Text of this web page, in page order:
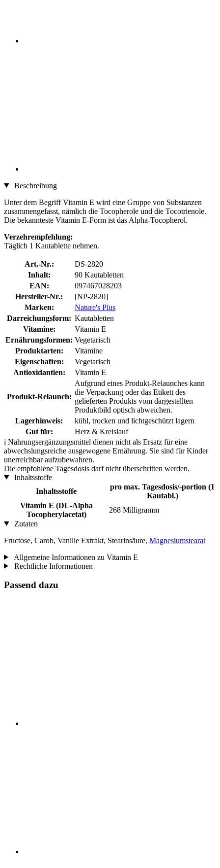
Beschreibung
Unter dem Begriff Vitamin E wird eine Gruppe von Substanzen
zusammengefasst, nämlich die Tocopherole und die Tocotrienole.
Die bekannteste Vitamin E-Form ist das Alpha-Tocopherol.
Verzehrempfehlung:
Täglich 1 Kautablette nehmen.
Art.-Nr.:
DS-2820
Inhalt:
90 Kautabletten
EAN:
097467028203
Hersteller-Nr.:
[NP-2820]
Marken:
Nature's Plus
Darreichungsform: Kautabletten
Vitamine:
Vitamin E
Ernährungsformen: Vegetarisch
Produktarten:
Vitamine
Eigenschaften:
Vegetarisch
Antioxidantien:
Vitamin E
Produkt-Relaunch:
Aufgrund eines Produkt-Relaunches kann
die Verpackung oder das Etikett des
gelieferten Produkts vom dargestellten
Produktbild optisch abweichen.
Lagerhinweis:
kühl, trocken und lichtgeschützt lagern
Gut für:
Herz & Kreislauf
i Nahrungsergänzungsmittel dienen nicht als Ersatz für eine
abwechslungsreiche ausgewogene Ernährung. Sie sind für Kinder
unerreichbar aufzubewahren.
Die empfohlene Tagesdosis darf nicht überschritten werden.
Inhaltsstoffe
Inhaltsstoffe
pro max. Tagesdosis/-portion (1
Kautabl.)
Vitamin E (DL-Alpha
Tocopherylacetat)
268 Milligramm
Zutaten
Fructose, Carob, Vanille Extrakt, Stearinsäure, Magnesiumstearat
Allgemeine Informationen zu Vitamin E
Rechtliche Informationen
Passend dazu